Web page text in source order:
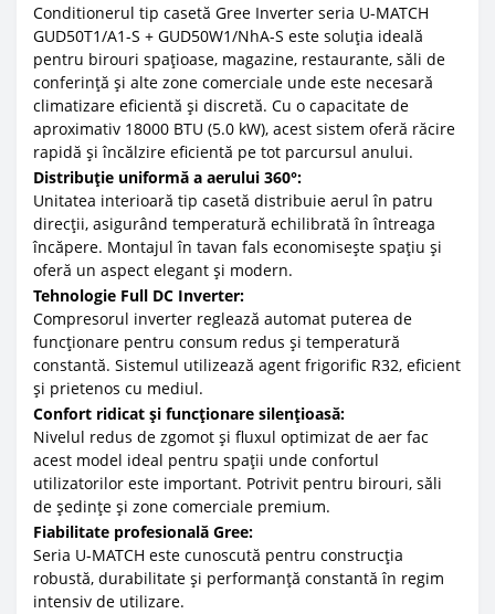
Conditionerul tip casetă Gree Inverter seria U-MATCH
GUD50T1/A1-S + GUD50W1/NhA-S este soluția ideală
pentru birouri spațioase, magazine, restaurante, săli de
conferință și alte zone comerciale unde este necesară
climatizare eficientă și discretă. Cu o capacitate de
aproximativ 18000 BTU (5.0 kW), acest sistem oferă răcire
rapidă și încălzire eficientă pe tot parcursul anului.
Distribuție uniformă a aerului 360°:
Unitatea interioară tip casetă distribuie aerul în patru
direcții, asigurând temperatură echilibrată în întreaga
încăpere. Montajul în tavan fals economisește spațiu și
oferă un aspect elegant și modern.
Tehnologie Full DC Inverter:
Compresorul inverter reglează automat puterea de
funcționare pentru consum redus și temperatură
constantă. Sistemul utilizează agent frigorific R32, eficient
și prietenos cu mediul.
Confort ridicat și funcționare silențioasă:
Nivelul redus de zgomot și fluxul optimizat de aer fac
acest model ideal pentru spații unde confortul
utilizatorilor este important. Potrivit pentru birouri, săli
de ședințe și zone comerciale premium.
Fiabilitate profesională Gree:
Seria U-MATCH este cunoscută pentru construcția
robustă, durabilitate și performanță constantă în regim
intensiv de utilizare.